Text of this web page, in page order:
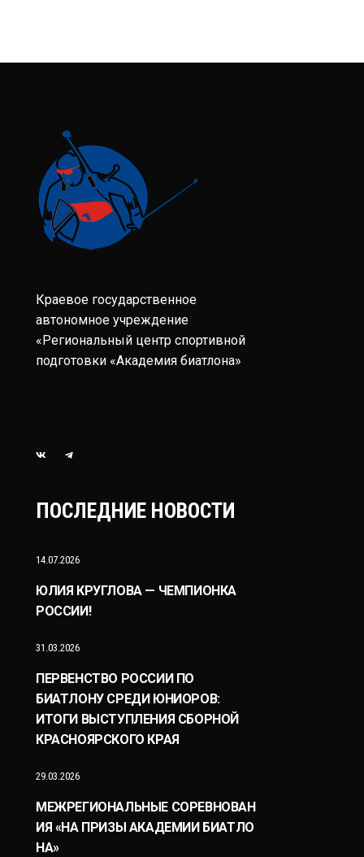
Краевое государственное
автономное учреждение
«Региональный центр спортивной
подготовки «Академия биатлона»
ПОСЛЕДНИЕ НОВОСТИ
14.07.2026
ЮЛИЯ КРУГЛОВА — ЧЕМПИОНКА
РОССИИ!
31.03.2026
ПЕРВЕНСТВО РОССИИ ПО
БИАТЛОНУ СРЕДИ ЮНИОРОВ:
ИТОГИ ВЫСТУПЛЕНИЯ СБОРНОЙ
КРАСНОЯРСКОГО КРАЯ
29.03.2026
МЕЖРЕГИОНАЛЬНЫЕ СОРЕВНОВАН
ИЯ «НА ПРИЗЫ АКАДЕМИИ БИАТЛО
НА»